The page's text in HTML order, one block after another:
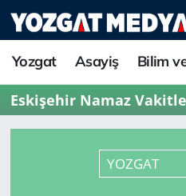
Yozgat Asayiş Bilim
Eskişehir Namaz
YOZGAT